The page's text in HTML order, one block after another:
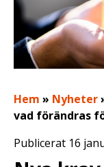
Hem » Nyheter
vad förändras
Publicerat 16